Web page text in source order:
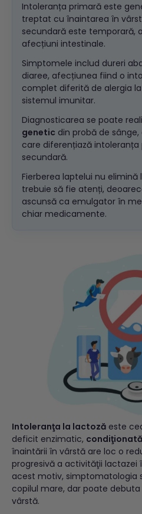
Intoleranța primară este
treptat cu înaintarea în
secundară este temporară,
afecțiuni intestinale.
Simptomele includ dureri
diaree, afecțiunea fiind o
complet diferită de alergia
sistemul imunitar.
Diagnosticarea se poate
genetic din probă de
care diferențiază
secundară.
Fierberea laptelui nu elimină
trebuie să fie atenți,
ascunsă ca emulgator în
chiar medicamente.
Intoleranţa la lactoză este
deficit enzimatic,
înaintării în vârstă are loc o
progresivă a activităţii lactazei
acest motiv, simptomatologia
copilul mare, dar poate
vârstă.